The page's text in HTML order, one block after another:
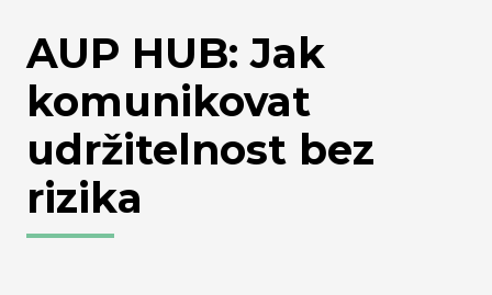
AUP HUB: Jak
komunikovat
udržitelnost bez
rizika